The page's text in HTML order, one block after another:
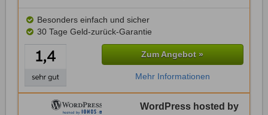
Besonders einfach und sicher
30 Tage Geld-zurück-Garantie
Zum Angebot »
Mehr Informationen
WordPress hosted by